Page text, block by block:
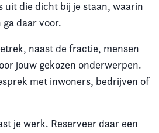
uit die dicht bij je staan, waarin
daar voor.
naast de fractie, mensen
jouw gekozen onderwerpen.
met inwoners, bedrijven of
je werk. Reserveer daar een